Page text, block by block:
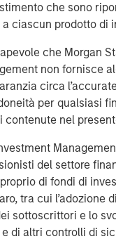
che sono
ciascun prodotto di
che Morgan
non fornisce
circa
per qualsiasi
contenute nel
del settore
di fondi di
tra cui l’adozione
sottoscrittori e lo
di altri controlli di
Alberta,
of proprietary
serving oil and
For
.
Energy Partners
Partners, the